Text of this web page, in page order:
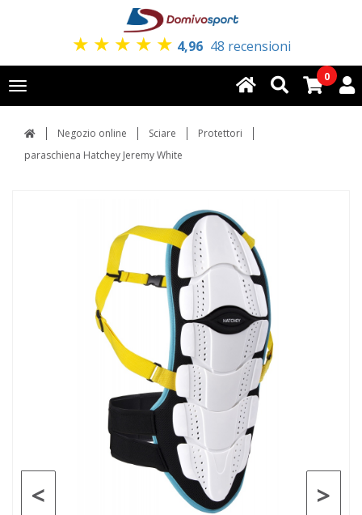
★ ★ ★ ★ ★ 4,96 48 recensioni
Toggle
navigation
0
Negozio online Sciare
Protettori
paraschiena Hatchey Jeremy White
>
<